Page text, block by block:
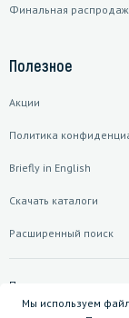
Финальная
Полезное
Акции
Политика
Briefly in English
Скачать каталоги
Расширенный поиск
Подписаться на
Мы используем